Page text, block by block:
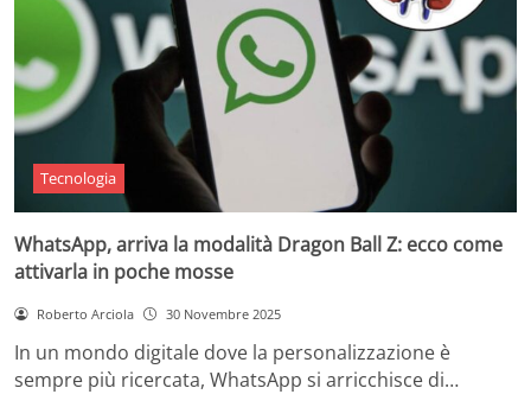
Tecnologia
WhatsApp, arriva la modalità Dragon Ball Z: ecco come
attivarla in poche mosse
Roberto Arciola 30 Novembre 2025
In un mondo digitale dove la personalizzazione è
sempre più ricercata, WhatsApp si arricchisce di…